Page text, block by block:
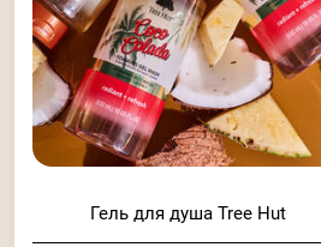
Гель для душа Tree Hut